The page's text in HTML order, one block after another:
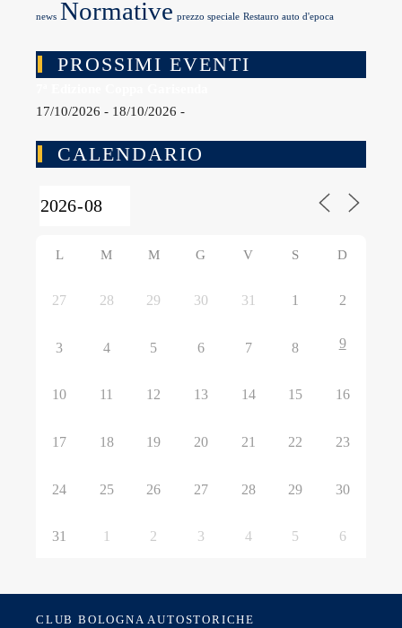
news Normative prezzo speciale Restauro auto d'epoca
PROSSIMI EVENTI
17/10/2026 - 18/10/2026 -
CALENDARIO
L M M G V S D
27 28 29 30 31 1 2
3 4 5 6 7 8 9
10 11 12 13 14 15 16
17 18 19 20 21 22 23
24 25 26 27 28 29 30
31 1 2 3 4 5 6
CLUB BOLOGNA AUTOSTORICHE